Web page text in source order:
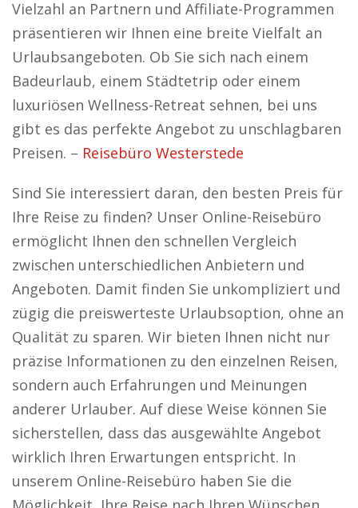
Vielzahl an Partnern und Affiliate-Programmen
präsentieren wir Ihnen eine breite Vielfalt an
Urlaubsangeboten. Ob Sie sich nach einem
Badeurlaub, einem Städtetrip oder einem
luxuriösen Wellness-Retreat sehnen, bei uns
gibt es das perfekte Angebot zu unschlagbaren
Preisen. – Reisebüro Westerstede
Sind Sie interessiert daran, den besten Preis für
Ihre Reise zu finden? Unser Online-Reisebüro
ermöglicht Ihnen den schnellen Vergleich
zwischen unterschiedlichen Anbietern und
Angeboten. Damit finden Sie unkompliziert und
zügig die preiswerteste Urlaubsoption, ohne an
Qualität zu sparen. Wir bieten Ihnen nicht nur
präzise Informationen zu den einzelnen Reisen,
sondern auch Erfahrungen und Meinungen
anderer Urlauber. Auf diese Weise können Sie
sicherstellen, dass das ausgewählte Angebot
wirklich Ihren Erwartungen entspricht. In
unserem Online-Reisebüro haben Sie die